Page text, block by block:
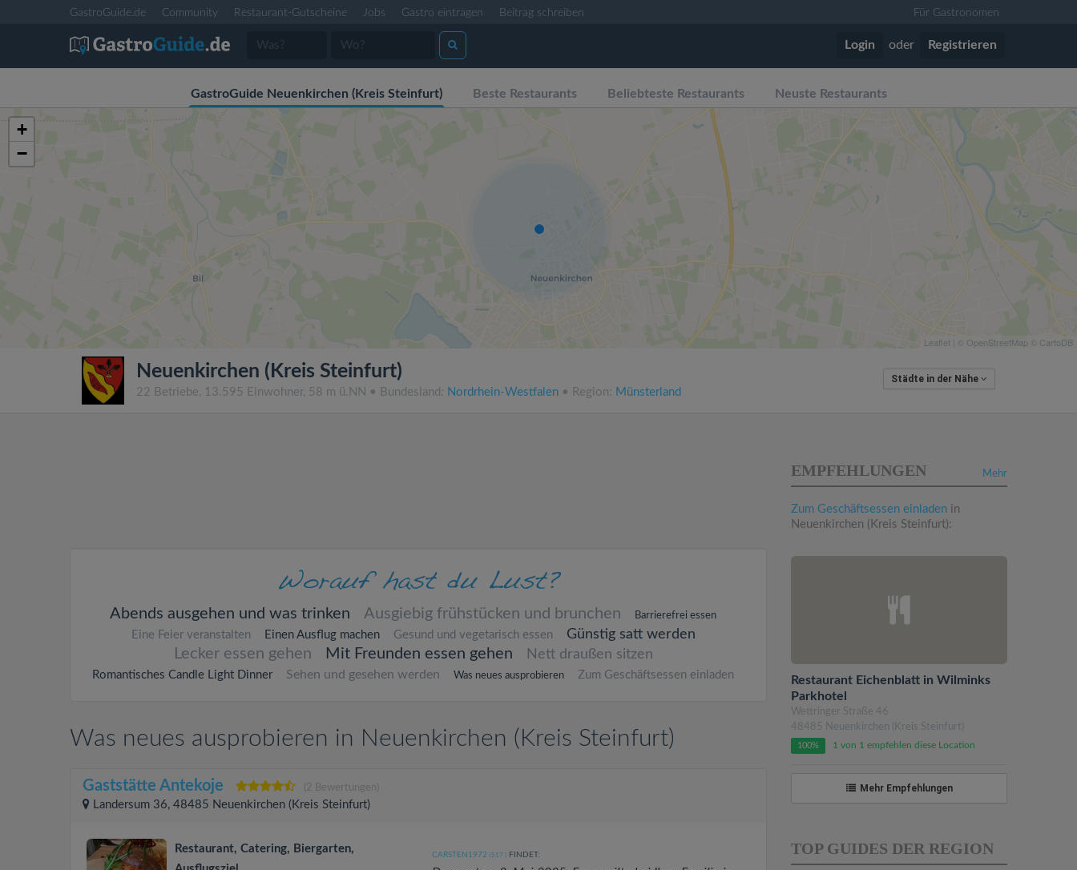
GastroGuide.de Community Restaurant-Gutscheine Jobs Gastro eintragen Beitrag schreiben Für Gastronomen
Login oder Registrieren
GastroGuide Neuenkirchen (Kreis Steinfurt) Beste Restaurants Beliebteste Restaurants Neuste Restaurants
+
−
Leaflet | © OpenStreetMap © CartoDB
Neuenkirchen (Kreis Steinfurt)
22 Betriebe, 13.595 Einwohner, 58 m ü.NN • Bundesland: Nordrhein-Westfalen • Region: Münsterland
Städte in der Nähe
Abends ausgehen und was trinken Ausgiebig frühstücken und brunchen Barrierefrei essen
Eine Feier veranstalten Einen Ausflug machen Gesund und vegetarisch essen Günstig satt werden
Lecker essen gehen Mit Freunden essen gehen Nett draußen sitzen
Romantisches Candle Light Dinner Sehen und gesehen werden Was neues ausprobieren Zum Geschäftsessen einladen
Was neues ausprobieren in Neuenkirchen (Kreis Steinfurt)
Gaststätte Antekoje (2 Bewertungen)
Landersum 36, 48485 Neuenkirchen (Kreis Steinfurt)
Restaurant, Catering, Biergarten,
CARSTEN1972 (517 )FINDET:
Mehr
EMPFEHLUNGEN
Zum Geschäftsessen einladen in
Neuenkirchen (Kreis Steinfurt):
Restaurant Eichenblatt in Wilminks
Parkhotel
Wettringer Straße 46
48485 Neuenkirchen (Kreis Steinfurt)
100% 1 von 1 empfehlen diese Location
Mehr Empfehlungen
TOP GUIDES DER REGION